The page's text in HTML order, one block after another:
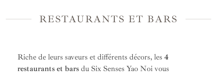
RESTAURANTS ET BARS
Riche de leurs saveurs et différents décors, les 4
restaurants et bars du Six Senses Yao Noi vous